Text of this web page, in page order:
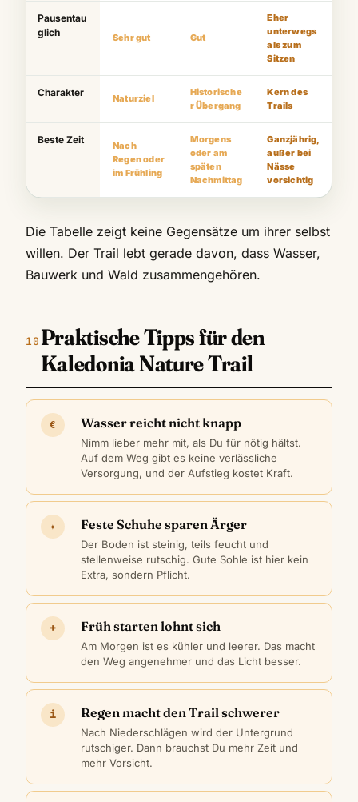
Pausentau
glich
Sehr gut Gut
Eher
unterwegs
als zum
Sitzen
Charakter
Naturziel
Historische
r Übergang
Kern des
Trails
Beste Zeit
Nach
Regen oder
im Frühling
Morgens
oder am
späten
Nachmittag
Ganzjährig,
außer bei
Nässe
vorsichtig
Die Tabelle zeigt keine Gegensätze um ihrer selbst
willen. Der Trail lebt gerade davon, dass Wasser,
Bauwerk und Wald zusammengehören.
Praktische Tipps für den
Kaledonia Nature Trail
€ Wasser reicht nicht knapp
Nimm lieber mehr mit, als Du für nötig hältst.
Auf dem Weg gibt es keine verlässliche
Versorgung, und der Aufstieg kostet Kraft.
✦ Feste Schuhe sparen Ärger
Der Boden ist steinig, teils feucht und
stellenweise rutschig. Gute Sohle ist hier kein
Extra, sondern Pflicht.
+ Früh starten lohnt sich
Am Morgen ist es kühler und leerer. Das macht
den Weg angenehmer und das Licht besser.
i Regen macht den Trail schwerer
Nach Niederschlägen wird der Untergrund
rutschiger. Dann brauchst Du mehr Zeit und
mehr Vorsicht.